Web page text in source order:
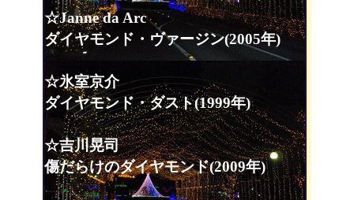
☆Janne da Arc
ダイヤモンド・ヴァージン(2005年)
☆氷室京介
ダイヤモンド・ダスト(1999年)
☆吉川晃司
傷だらけのダイヤモンド(2009年)